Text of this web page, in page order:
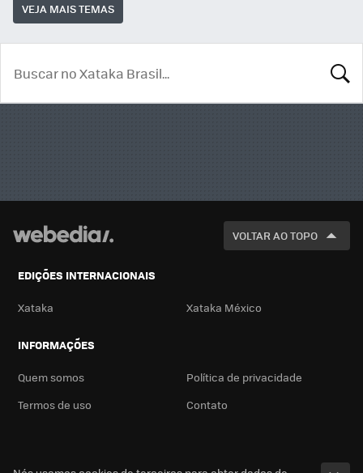
VEJA MAIS TEMAS
VOLTAR AO TOPO
EDIÇÕES INTERNACIONAIS
Xataka Xataka México
INFORMAÇÕES
Quem somos
Política de privacidade
Termos de uso
Contato